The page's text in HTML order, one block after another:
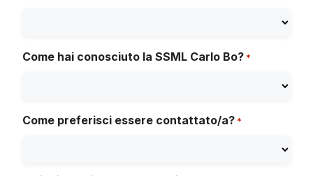
Come hai conosciuto la SSML Carlo Bo? *
Come preferisci essere contattato/a? *